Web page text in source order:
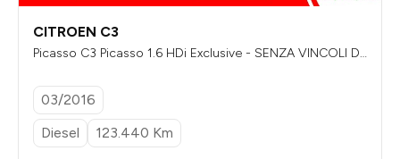
CITROEN C3
Picasso C3 Picasso 1.6 HDi Exclusive - SENZA VINCOLI DI
03/2016
Diesel
123.440 Km